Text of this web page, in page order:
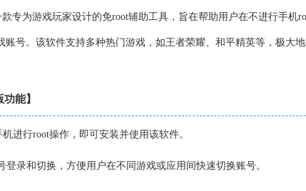
专为游戏玩家设计的免root辅助工具，旨在帮助用户在不进行手机
账号。该软件支持多种热门游戏，如王者荣耀、和平精英等，极大
能】
进行root操作，即可安装并使用该软件。
登录和切换，方便用户在不同游戏或应用间快速切换账号。